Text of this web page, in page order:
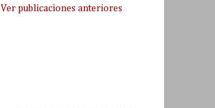
Ver publicaciones anteriores